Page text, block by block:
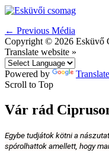
← Previous Média
Copyright © 2026 Esküvő
Translate website »
Powered by
Translate
Scroll to Top
Vár rád
Egybe tudjátok kötni a
spórolhattok amellett, hogy